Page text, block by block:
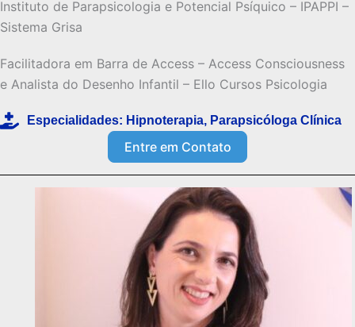
Instituto de Parapsicologia e Potencial Psíquico – IPAPPI –
Sistema Grisa
Facilitadora em Barra de Access – Access Consciousness
e Analista do Desenho Infantil – Ello Cursos Psicologia
Especialidades: Hipnoterapia, Parapsicóloga Clínica
Entre em Contato